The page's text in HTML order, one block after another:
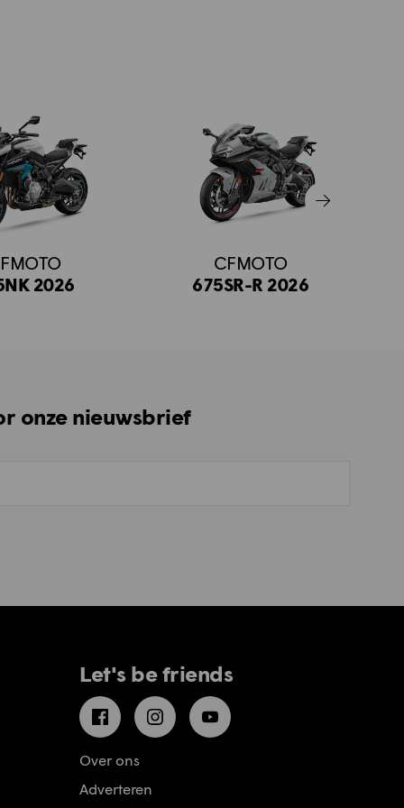
2026
CFMOTO
675SR-R 2026
onze nieuwsbrief
Let's be friends
FacebookInstagramYouTube
Over ons
Adverteren